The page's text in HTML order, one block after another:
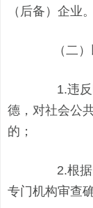
（后备）企业。
（二）
1.违反
德，对社会公
的；
2.根据
专门机构审查